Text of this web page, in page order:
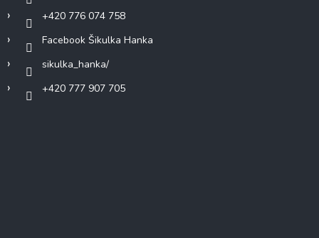
+420 776 074 758
Facebook Šikulka Hanka
sikulka_hanka/
+420 777 907 705